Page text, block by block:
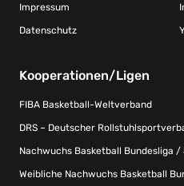
Impressum
Datenschutz
Kooperationen/Ligen
FIBA Basketball-Weltverband
DRS – Deutscher
Nachwuchs Basketball Bundesliga
Weibliche Nachwuchs Basketball